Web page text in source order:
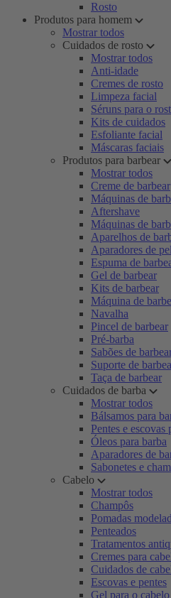
Rosto
Produtos para homem
Mostrar todos
Cuidados de rosto
Mostrar todos
Anti-idade
Cremes de rosto
Limpeza facial
Séruns para o
Kits de cuidados
Esfoliante facial
Máscaras faciais
Produtos para barbear
Mostrar todos
Creme de barbear
Máquinas de
Aftershave
Máquinas de
Aparelhos de
Aparadores de
Espuma de
Gel de barbear
Kits de barbear
Máquina de
Navalha
Pincel de barbear
Pré-barba
Sabões de
Suporte de
Taça de barbear
Cuidados de barba
Mostrar todos
Bálsamos para
Pentes e escovas
Óleos para barba
Aparadores de
Sabonetes e
Cabelo
Mostrar todos
Champôs
Pomadas
Penteados
Tratamentos
Cremes para
Cuidados de
Escovas e pentes
Gel para o cabelo